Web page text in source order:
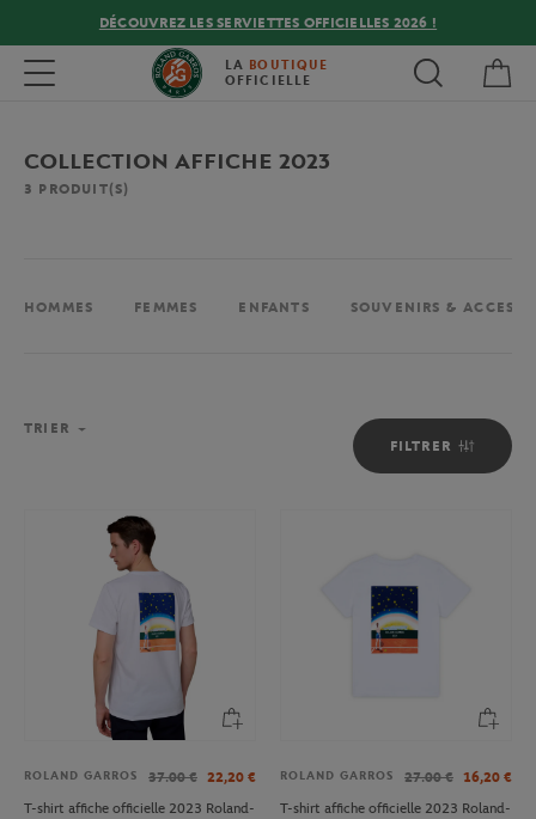
DÉCOUVREZ LES SERVIETTES OFFICIELLES 2026 !
Toggle navigation LA BOUTIQUE
OFFICIELLE
COLLECTION AFFICHE 2023
3 PRODUIT(S)
HOMMES FEMMES ENFANTS SOUVENIRS &
FILTRER
TRIER
ROLAND GARROS 37.00 € 22,20 €
T-shirt affiche officielle 2023 Roland-
ROLAND GARROS 27.00 € 16,20 €
T-shirt affiche officielle 2023 Roland-